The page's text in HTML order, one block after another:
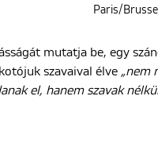
Paris/
mutatja be, egy
szavaival élve „nem
el, hanem szavak